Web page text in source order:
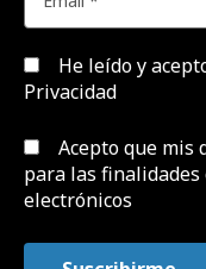
He leído y
Privacidad
Acepto que mis
para las finalidades
electrónicos